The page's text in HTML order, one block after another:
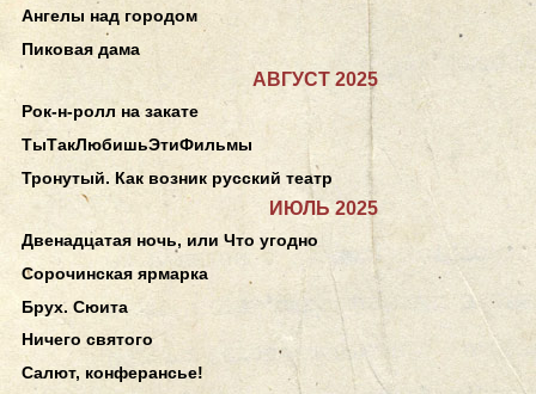
Ангелы над городом
Пиковая дама
АВГУСТ 2025
Рок-н-ролл на закате
ТыТакЛюбишьЭтиФильмы
Тронутый. Как возник русский театр
ИЮЛЬ 2025
Двенадцатая ночь, или Что угодно
Сорочинская ярмарка
Брух. Сюита
Ничего святого
Салют, конферансье!